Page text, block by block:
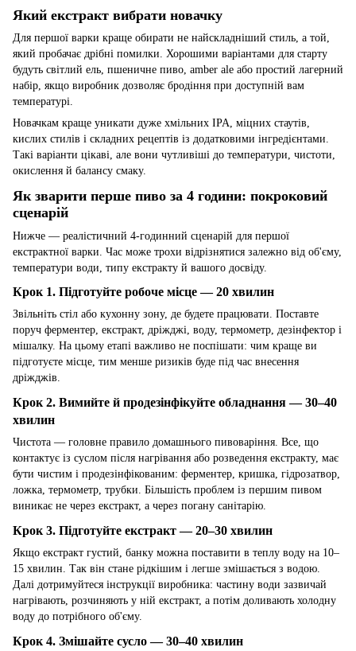
Який екстракт вибрати новачку
Для першої варки краще обирати не найскладніший стиль, а той,
який пробачає дрібні помилки. Хорошими варіантами для старту
будуть світлий ель, пшеничне пиво, amber ale або простий лагерний
набір, якщо виробник дозволяє бродіння при доступній вам
температурі.
Новачкам краще уникати дуже хмільних IPA, міцних стаутів,
кислих стилів і складних рецептів із додатковими інгредієнтами.
Такі варіанти цікаві, але вони чутливіші до температури, чистоти,
окислення й балансу смаку.
Як зварити перше пиво за 4 години: покроковий
сценарій
Нижче — реалістичний 4-годинний сценарій для першої
екстрактної варки. Час може трохи відрізнятися залежно від об'єму,
температури води, типу екстракту й вашого досвіду.
Крок 1. Підготуйте робоче місце — 20 хвилин
Звільніть стіл або кухонну зону, де будете працювати. Поставте
поруч ферментер, екстракт, дріжджі, воду, термометр, дезінфектор і
мішалку. На цьому етапі важливо не поспішати: чим краще ви
підготуєте місце, тим менше ризиків буде під час внесення
дріжджів.
Крок 2. Вимийте й продезінфікуйте обладнання — 30–40
хвилин
Чистота — головне правило домашнього пивоваріння. Все, що
контактує із суслом після нагрівання або розведення екстракту, має
бути чистим і продезінфікованим: ферментер, кришка, гідрозатвор,
ложка, термометр, трубки. Більшість проблем із першим пивом
виникає не через екстракт, а через погану санітарію.
Крок 3. Підготуйте екстракт — 20–30 хвилин
Якщо екстракт густий, банку можна поставити в теплу воду на 10–
15 хвилин. Так він стане рідкішим і легше змішається з водою.
Далі дотримуйтеся інструкції виробника: частину води зазвичай
нагрівають, розчиняють у ній екстракт, а потім доливають холодну
воду до потрібного об'єму.
Крок 4. Змішайте сусло — 30–40 хвилин